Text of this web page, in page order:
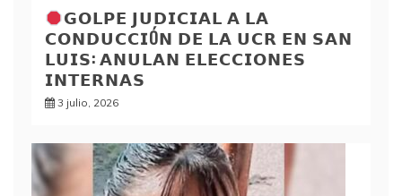
𝗚𝗢𝗟𝗣𝗘 𝗝𝗨𝗗𝗜𝗖𝗜𝗔𝗟 𝗔 𝗟𝗔
𝗖𝗢𝗡𝗗𝗨𝗖𝗖𝗜Ó𝗡 𝗗𝗘 𝗟𝗔 𝗨𝗖𝗥 𝗘𝗡 𝗦𝗔𝗡
𝗟𝗨𝗜𝗦: 𝗔𝗡𝗨𝗟𝗔𝗡 𝗘𝗟𝗘𝗖𝗖𝗜𝗢𝗡𝗘𝗦
𝗜𝗡𝗧𝗘𝗥𝗡𝗔𝗦
3 julio, 2026